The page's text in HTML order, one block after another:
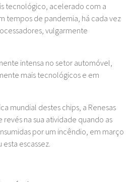
tecnológico, acelerado com a
tempos de pandemia, há cada vez
vulgarmente
intensa no setor automóvel,
mais tecnológicos e em
mundial destes chips, a Renesas
na sua atividade quando as
por um incêndio, em março
escassez.